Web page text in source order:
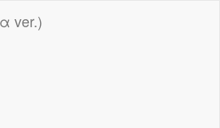
ver.)